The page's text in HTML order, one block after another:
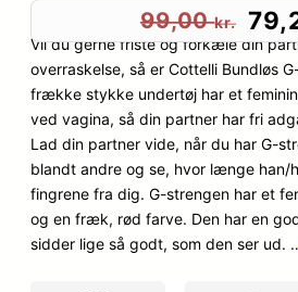
som
baseret
på
kundebed
ømmels
er
99,00kr.
D
e
n
o
p
r
Vil du gerne friste og forkæle din
overraskelse, så er Cottelli Bundløs
frække stykke undertøj har et
ved vagina, så din partner har fri
Lad din partner vide, når du har G-
blandt andre og se, hvor længe han/
fingrene fra dig. G-strengen har et
og en fræk, rød farve. Den har en
sidder lige så godt, som den ser ud.